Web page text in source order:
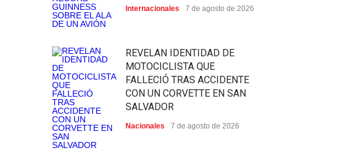
Internacionales 7 de agosto de 2026
REVELAN IDENTIDAD DE
MOTOCICLISTA QUE
FALLECIÓ TRAS ACCIDENTE
CON UN CORVETTE EN SAN
SALVADOR
Nacionales 7 de agosto de 2026